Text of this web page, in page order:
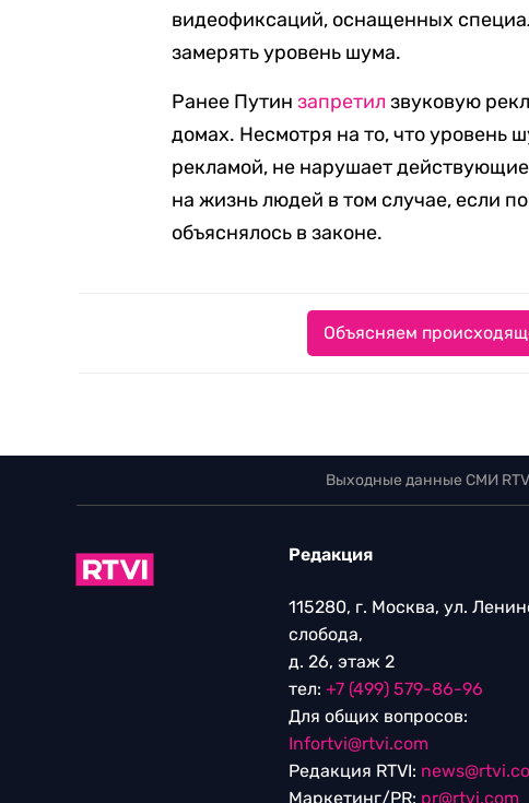
видеофиксаций, оснащенных
замерять уровень шума.
Ранее Путинзапретил звуковую
домах. Несмотря на то, что уровень
рекламой, не нарушает
на жизнь людей в том случае, если
объяснялось в законе.
Объясняем
Выходные данные СМИ
Редакция
115280, г. Москва, ул.
слобода,
д. 26, этаж 2
тел: +7 (499) 579-86-96
Для общих вопросов:
Infortvi@rtvi.com
Редакция RTVI:
Маркетинг/PR: pr@rtvi.com